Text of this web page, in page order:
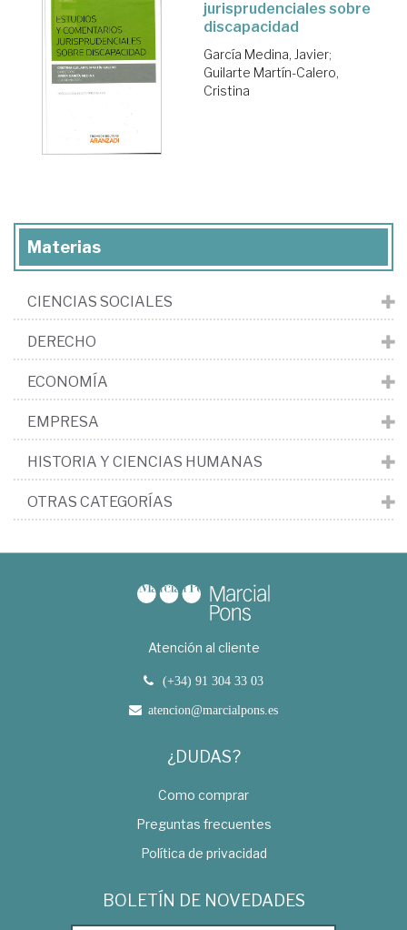
jurisprudenciales sobre
discapacidad
García Medina, Javier;
Guilarte Martín-Calero,
Cristina
Materias
CIENCIAS SOCIALES
DERECHO
ECONOMÍA
EMPRESA
HISTORIA Y CIENCIAS HUMANAS
OTRAS CATEGORÍAS
Atención al cliente
(+34) 91 304 33 03
atencion@marcialpons.es
¿DUDAS?
Como comprar
Preguntas frecuentes
Política de privacidad
BOLETÍN DE NOVEDADES